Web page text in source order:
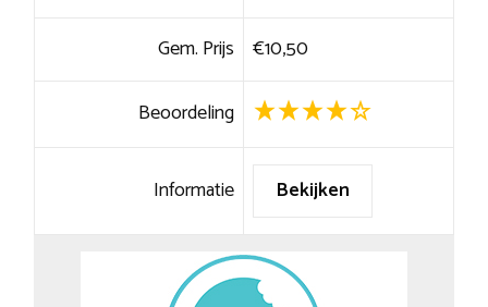
Gem. Prijs €10,50
Beoordeling
Informatie Bekijken